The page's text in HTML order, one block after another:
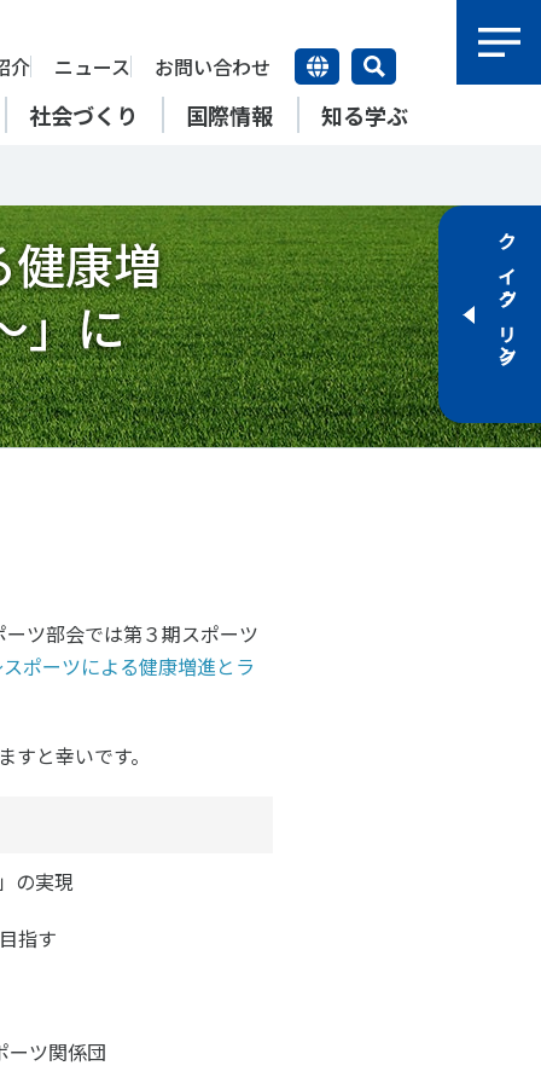
社会づくり 国際情報 知る学ぶ
介 ニュース お問い合わせ
研究員紹介
研究員
上席特別研究員
特別研究員
国際情報
命 ＃障害者スポーツ ＃スポーツ基本計画
知る学ぶ
』 ―
【動画】スポーツでアクティブ
なまちづくり
新たな地域スポーツプラットフォーム
RSMO 地域スポーツ運営組織
運動部活動の実態と地域展開・
地域移行
アクティブチャレンジ
スポーツ・ライフデータ
運動部活動の実態と地域展開・
地域移行
SSFの英語版WEBサイト
SSFとできること
自治体／行政機関の方へ
SSFとできること
研究機関／競技団体の方へ
スポ
ツ
SSFとできること
自治体／行政機関の方へ
SSFとできること
研究機関／競技団体の方へ
SSFとできること
学生／大学生の方へ
クイックリンク
康増
」に
ーツ部会では第３期スポーツ
ポーツによる健康増進とラ
と幸いです。
の実現
指す
ーツ関係団